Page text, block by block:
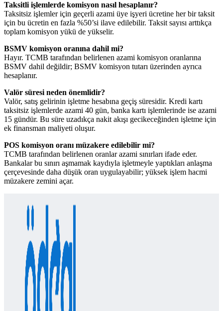
Taksitli işlemlerde komisyon nasıl hesaplanır?
Taksitsiz işlemler için geçerli azami üye işyeri ücretine her bir taksit
için bu ücretin en fazla %50’si ilave edilebilir. Taksit sayısı arttıkça
toplam komisyon yükü de yükselir.
BSMV komisyon oranına dahil mi?
Hayır. TCMB tarafından belirlenen azami komisyon oranlarına
BSMV dahil değildir; BSMV komisyon tutarı üzerinden ayrıca
hesaplanır.
Valör süresi neden önemlidir?
Valör, satış gelirinin işletme hesabına geçiş süresidir. Kredi kartı
taksitsiz işlemlerde azami 40 gün, banka kartı işlemlerinde ise azami
15 gündür. Bu süre uzadıkça nakit akışı gecikeceğinden işletme için
ek finansman maliyeti oluşur.
POS komisyon oranı müzakere edilebilir mi?
TCMB tarafından belirlenen oranlar azami sınırları ifade eder.
Bankalar bu sınırı aşmamak kaydıyla işletmeyle yaptıkları anlaşma
çerçevesinde daha düşük oran uygulayabilir; yüksek işlem hacmi
müzakere zemini açar.